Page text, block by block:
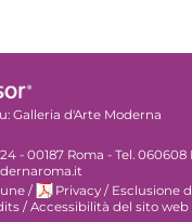
Galleria d'Arte Moderna
- 00187 Roma - Tel. 060608
/ Privacy / Esclusione
/Accessibilità del sito web